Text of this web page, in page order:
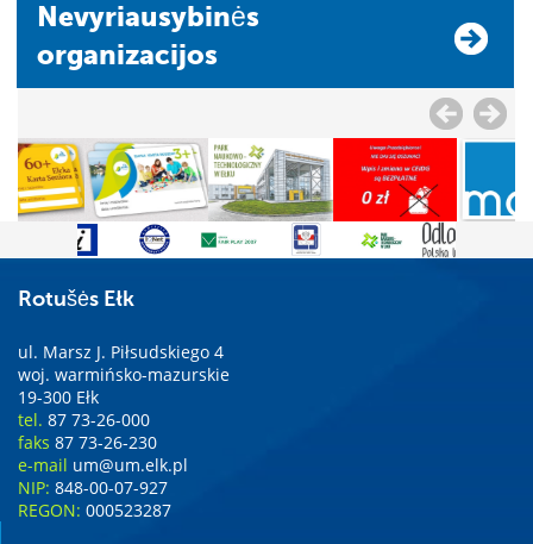
Nevyriausybinės
organizacijos
Rotušės Ełk
ul. Marsz J. Piłsudskiego 4
woj. warmińsko-mazurskie
19-300 Ełk
tel. 87 73-26-000
faks 87 73-26-230
e-mail um@um.elk.pl
NIP: 848-00-07-927
REGON: 000523287